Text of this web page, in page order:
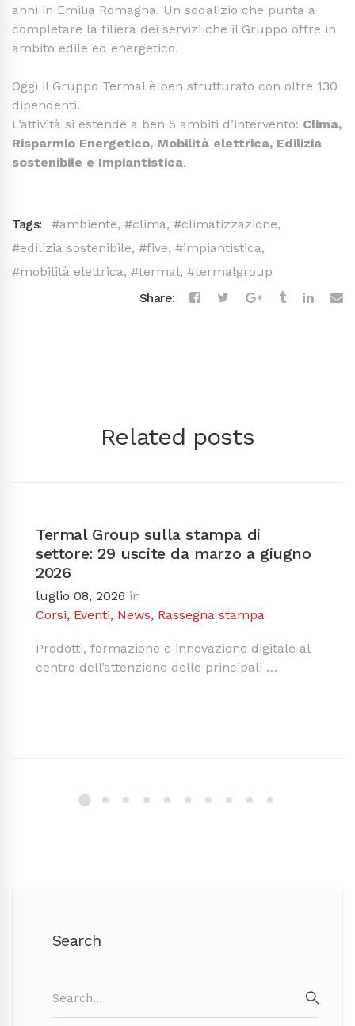
anni in Emilia Romagna. Un sodalizio che punta a
completare la filiera dei servizi che il Gruppo offre in
ambito edile ed energetico.
Oggi il Gruppo Termal è ben strutturato con oltre 130
dipendenti.
L’attività si estende a ben 5 ambiti d’intervento: Clima,
Risparmio Energetico, Mobilità elettrica, Edilizia
sostenibile e Impiantistica.
Tags: #ambiente, #clima, #climatizzazione,
#edilizia sostenibile, #five, #impiantistica,
#mobilità elettrica, #termal, #termalgroup
Share:
Related posts
Termal Group sulla stampa di
settore: 29 uscite da marzo a giugno
2026
luglio 08, 2026 in
Corsi, Eventi, News, Rassegna stampa
Prodotti, formazione e innovazione digitale al
centro dell’attenzione delle principali …
Search
for: